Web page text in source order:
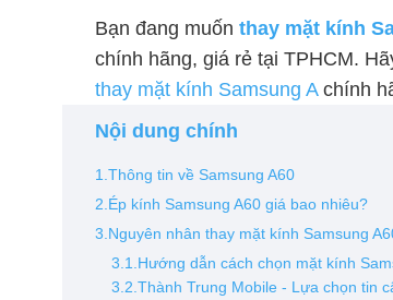
Bạn đang muốn thay mặt kính
chính hãng, giá rẻ tại TPHCM.
thay mặt kính Samsung Achính
Nội dung chính
1.Thông tin về Samsung A60
2.Ép kính Samsung A60 giá bao nhiêu?
3.Nguyên nhân thay mặt kính Samsung
3.1.Hướng dẫn cách chọn mặt kính
3.2.Thành Trung Mobile - Lựa chọn tin